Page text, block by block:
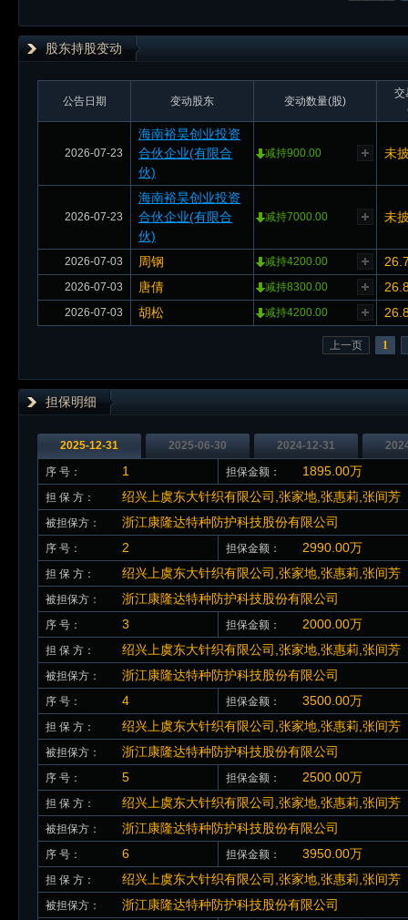
股东持股变动
公告日期 变动股东 变动数量(股)
交
2026-07-23
海南裕昊创业投资
合伙企业(有限合
伙)
减持900.00 未
2026-07-23
海南裕昊创业投资
合伙企业(有限合
伙)
减持7000.00 未
2026-07-03 周钢 减持4200.00
2026-07-03 唐倩 减持8300.00
2026-07-03 胡松 减持4200.00
上一页 1
担保明细
2025-12-31 2025-06-30 2024-12-31
序 号： 1 担保金额： 1895.00万
担 保 方： 绍兴上虞东大针织有限公司,张家地,张惠莉,张间芳
被担保方： 浙江康隆达特种防护科技股份有限公司
序 号： 2 担保金额： 2990.00万
担 保 方： 绍兴上虞东大针织有限公司,张家地,张惠莉,张间芳
被担保方： 浙江康隆达特种防护科技股份有限公司
序 号： 3 担保金额： 2000.00万
担 保 方： 绍兴上虞东大针织有限公司,张家地,张惠莉,张间芳
被担保方： 浙江康隆达特种防护科技股份有限公司
序 号： 4 担保金额： 3500.00万
担 保 方： 绍兴上虞东大针织有限公司,张家地,张惠莉,张间芳
被担保方： 浙江康隆达特种防护科技股份有限公司
序 号： 5 担保金额： 2500.00万
担 保 方： 绍兴上虞东大针织有限公司,张家地,张惠莉,张间芳
被担保方： 浙江康隆达特种防护科技股份有限公司
序 号： 6 担保金额： 3950.00万
担 保 方： 绍兴上虞东大针织有限公司,张家地,张惠莉,张间芳
被担保方： 浙江康隆达特种防护科技股份有限公司